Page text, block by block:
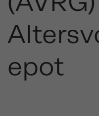
epot